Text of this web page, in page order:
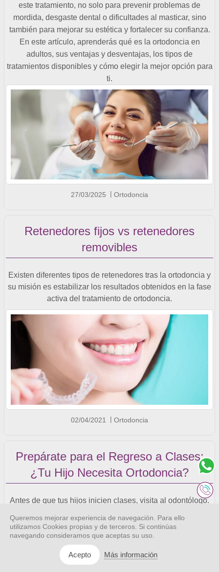
este tratamiento, no solo para prevenir problemas de
mordida, desgaste dental o dificultades al masticar, sino
también para mejorar su estética y fortalecer su confianza.
En este artículo, aprenderás qué es la ortodoncia en
adultos, sus ventajas y desventajas, los tipos de
tratamientos disponibles y cómo elegir la mejor opción para
ti.
27/03/2025 Ortodoncia
Retenedores fijos vs retenedores
removibles
Existen diferentes tipos de retenedores tras la ortodoncia y
su misión es estabilizar los resultados obtenidos en la fase
activa del tratamiento de ortodoncia.
02/04/2021 Ortodoncia
Prepárate para el Regreso a Clases:
¿Tu Hijo Necesita Ortodoncia?
Antes de que tus hijos inicien clases, visita al odontólogo.
ortodoncia. ¡Prepáralos para el regreso a clases con una
sonrisa saludable!
Queremos mejorar experiencia de navegación. Para ello
utilizamos Cookies propias y de terceros. Si continúas
navegando consideramos que aceptas su uso.
Acepto Más información